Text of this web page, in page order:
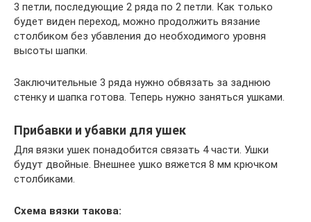
3 петли, последующие 2 ряда по 2 петли. Как только
будет виден переход, можно продолжить вязание
столбиком без убавления до необходимого уровня
высоты шапки.
Заключительные 3 ряда нужно обвязать за заднюю
стенку и шапка готова. Теперь нужно заняться ушками.
Прибавки и убавки для ушек
Для вязки ушек понадобится связать 4 части. Ушки
будут двойные. Внешнее ушко вяжется 8 мм крючком
столбиками.
Схема вязки такова: